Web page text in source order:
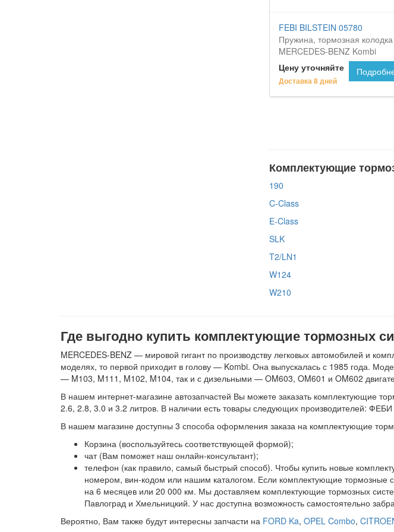
FEBI BILSTEIN 05780
Пружина, тормозная
MERCEDES-BENZ Kombi
Цену уточняйте
Доставка 8 дней
Комплектующие
190
C-Class
E-Class
SLK
T2/LN1
W124
W210
Где выгодно купить комплектующие тормозных
MERCEDES-BENZ — мировой гигант по производству легковых автомобилей и
моделях, то первой приходит в голову — Kombi. Она выпускалась с 1985 года.
— M103, M111, M102, M104, так и с дизельными — OM603, OM601 и OM602
В нашем интернет-магазине автозапчастей Вы можете заказать комплектующие
2.6, 2.8, 3.0 и 3.2 литров. В наличии есть товары следующих производителей:
В нашем магазине доступны 3 способа оформления заказа на комплектующие
Корзина (воспользуйтесь соответствующей формой);
чат (Вам поможет наш онлайн-консультант);
телефон (как правило, самый быстрый способ). Чтобы купить новые
номером, вин-кодом или нашим каталогом. Если комплектующие
на 6 месяцев или 20 000 км. Мы доставляем комплектующие тормозных
Павлоград и Хмельницкий. У нас доступна возможность самостоятельно
Вероятно, Вам также будут интересны запчасти на FORD Ka, OPEL Combo,